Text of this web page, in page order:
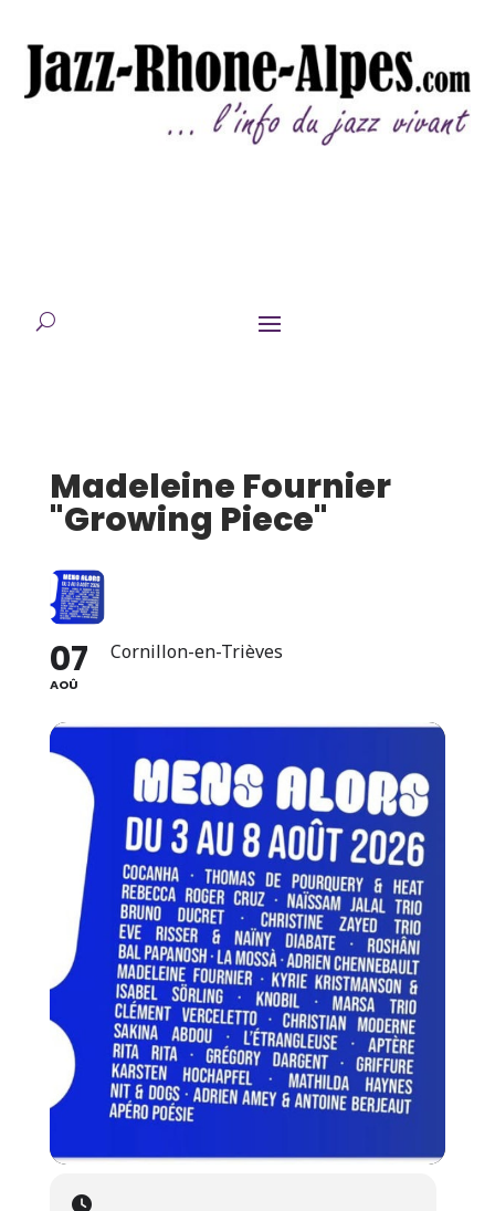
Madeleine Fournier
"Growing Piece"
07
AOÛ
Cornillon-en-Trièves